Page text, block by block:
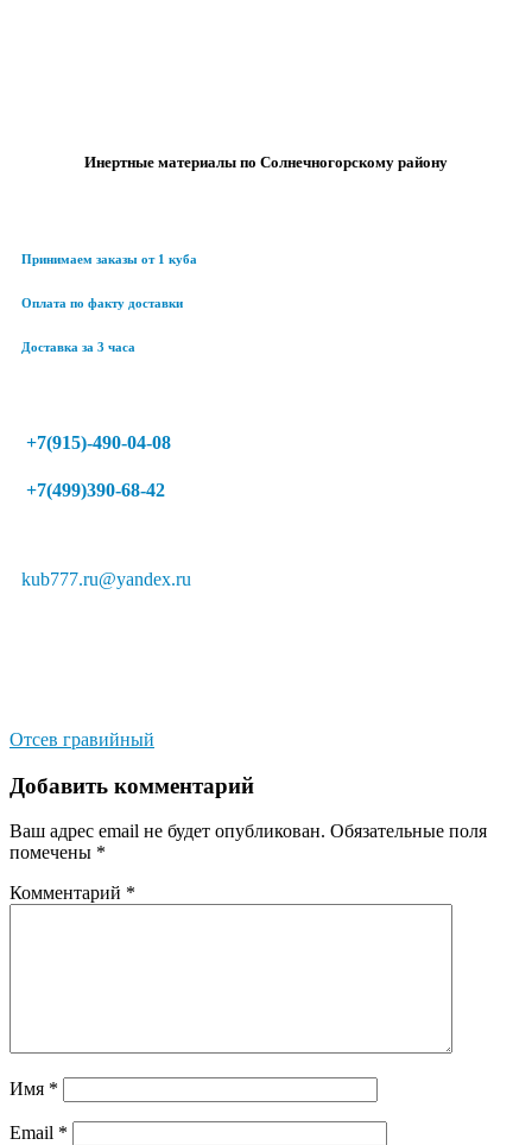
Инертные материалы по Солнечногорскому району
Принимаем заказы от 1 куба
Оплата по факту доставки
Доставка за 3 часа
+7(915)-490-04-08
+7(499)390-68-42
kub777.ru@yandex.ru
Отсев гравийный
Добавить комментарий
Ваш адрес email не будет опубликован. Обязательные поля
помечены *
Комментарий *
Имя *
Email *